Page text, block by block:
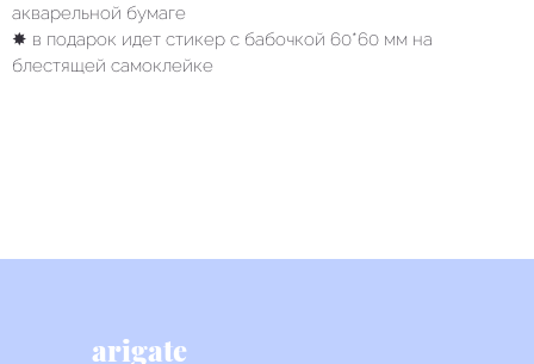
акварельной бумаге
✸ в подарок идет стикер с бабочкой 60*60 мм на
блестящей самоклейке
arigate